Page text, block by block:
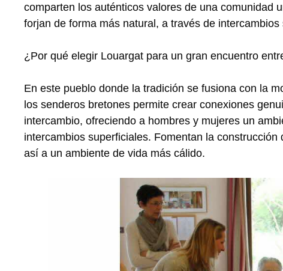
comparten los auténticos valores de una comunidad
forjan de forma más natural, a través de
¿Por qué elegir Louargat para un gran encuentro
En este pueblo donde la tradición se fusiona con la
los senderos bretones permite crear conexiones
intercambio, ofreciendo a hombres y mujeres un
intercambios superficiales. Fomentan la
así a un ambiente de vida más cálido.